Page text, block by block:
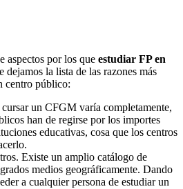
aspectos por los que estudiar FP en
dejamos la lista de las razones más
centro público:
un CFGM varía completamente,
han de regirse por los importes
educativas, cosa que los centros
Existe un amplio catálogo de
medios geográficamente. Dando
a cualquier persona de estudiar un